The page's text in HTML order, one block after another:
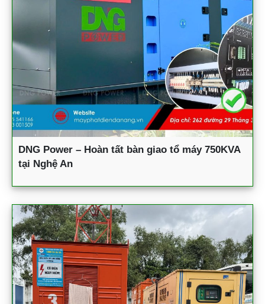
DNG Power – Hoàn tất bàn giao tổ máy 750KVA
tại Nghệ An